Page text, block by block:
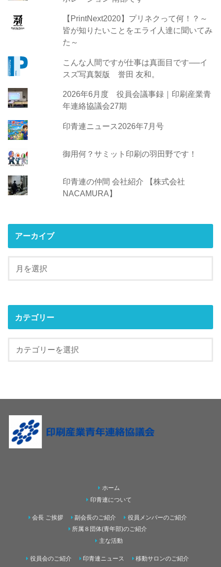
【PrintNext2020】プリネクって何！？～
皆が知りたいことをエライ人達に聞いてみ
た～
こんな人間ですが仕事は真面目です──イ
スズ写真製版 誉田 友和。
2026年6月度 役員会議事録｜印刷産業青
年連絡協議会27期
印青連ニュース2026年7月号
御用何？サミット印刷の羽田野です！
印青連の仲間 会社紹介 【株式会社
NACAMURA】
アーカイブ
カテゴリー
ホーム
印青連について
会長 ご挨拶 副会長のご紹介
役員メンバーのご紹介
所属８団体(青年部)のご紹介
主な活動
役員会のご紹介 印青連ニュース 移動サロンのご紹介